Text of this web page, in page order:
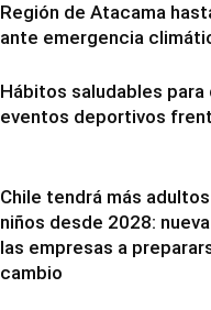
Región de Atacama
ante emergencia
Hábitos saludables
eventos deportivos
Chile tendrá más
niños desde 2028:
las empresas a
cambio